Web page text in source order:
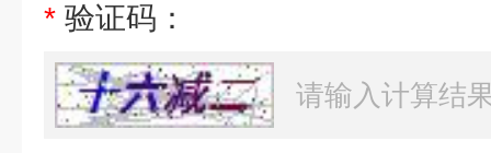
* 验证码：